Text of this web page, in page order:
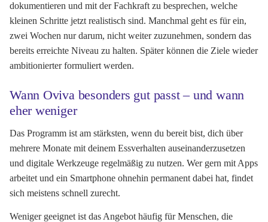
dokumentieren und mit der Fachkraft zu besprechen, welche
kleinen Schritte jetzt realistisch sind. Manchmal geht es für ein,
zwei Wochen nur darum, nicht weiter zuzunehmen, sondern das
bereits erreichte Niveau zu halten. Später können die Ziele wieder
ambitionierter formuliert werden.
Wann Oviva besonders gut passt – und wann
eher weniger
Das Programm ist am stärksten, wenn du bereit bist, dich über
mehrere Monate mit deinem Essverhalten auseinanderzusetzen
und digitale Werkzeuge regelmäßig zu nutzen. Wer gern mit Apps
arbeitet und ein Smartphone ohnehin permanent dabei hat, findet
sich meistens schnell zurecht.
Weniger geeignet ist das Angebot häufig für Menschen, die